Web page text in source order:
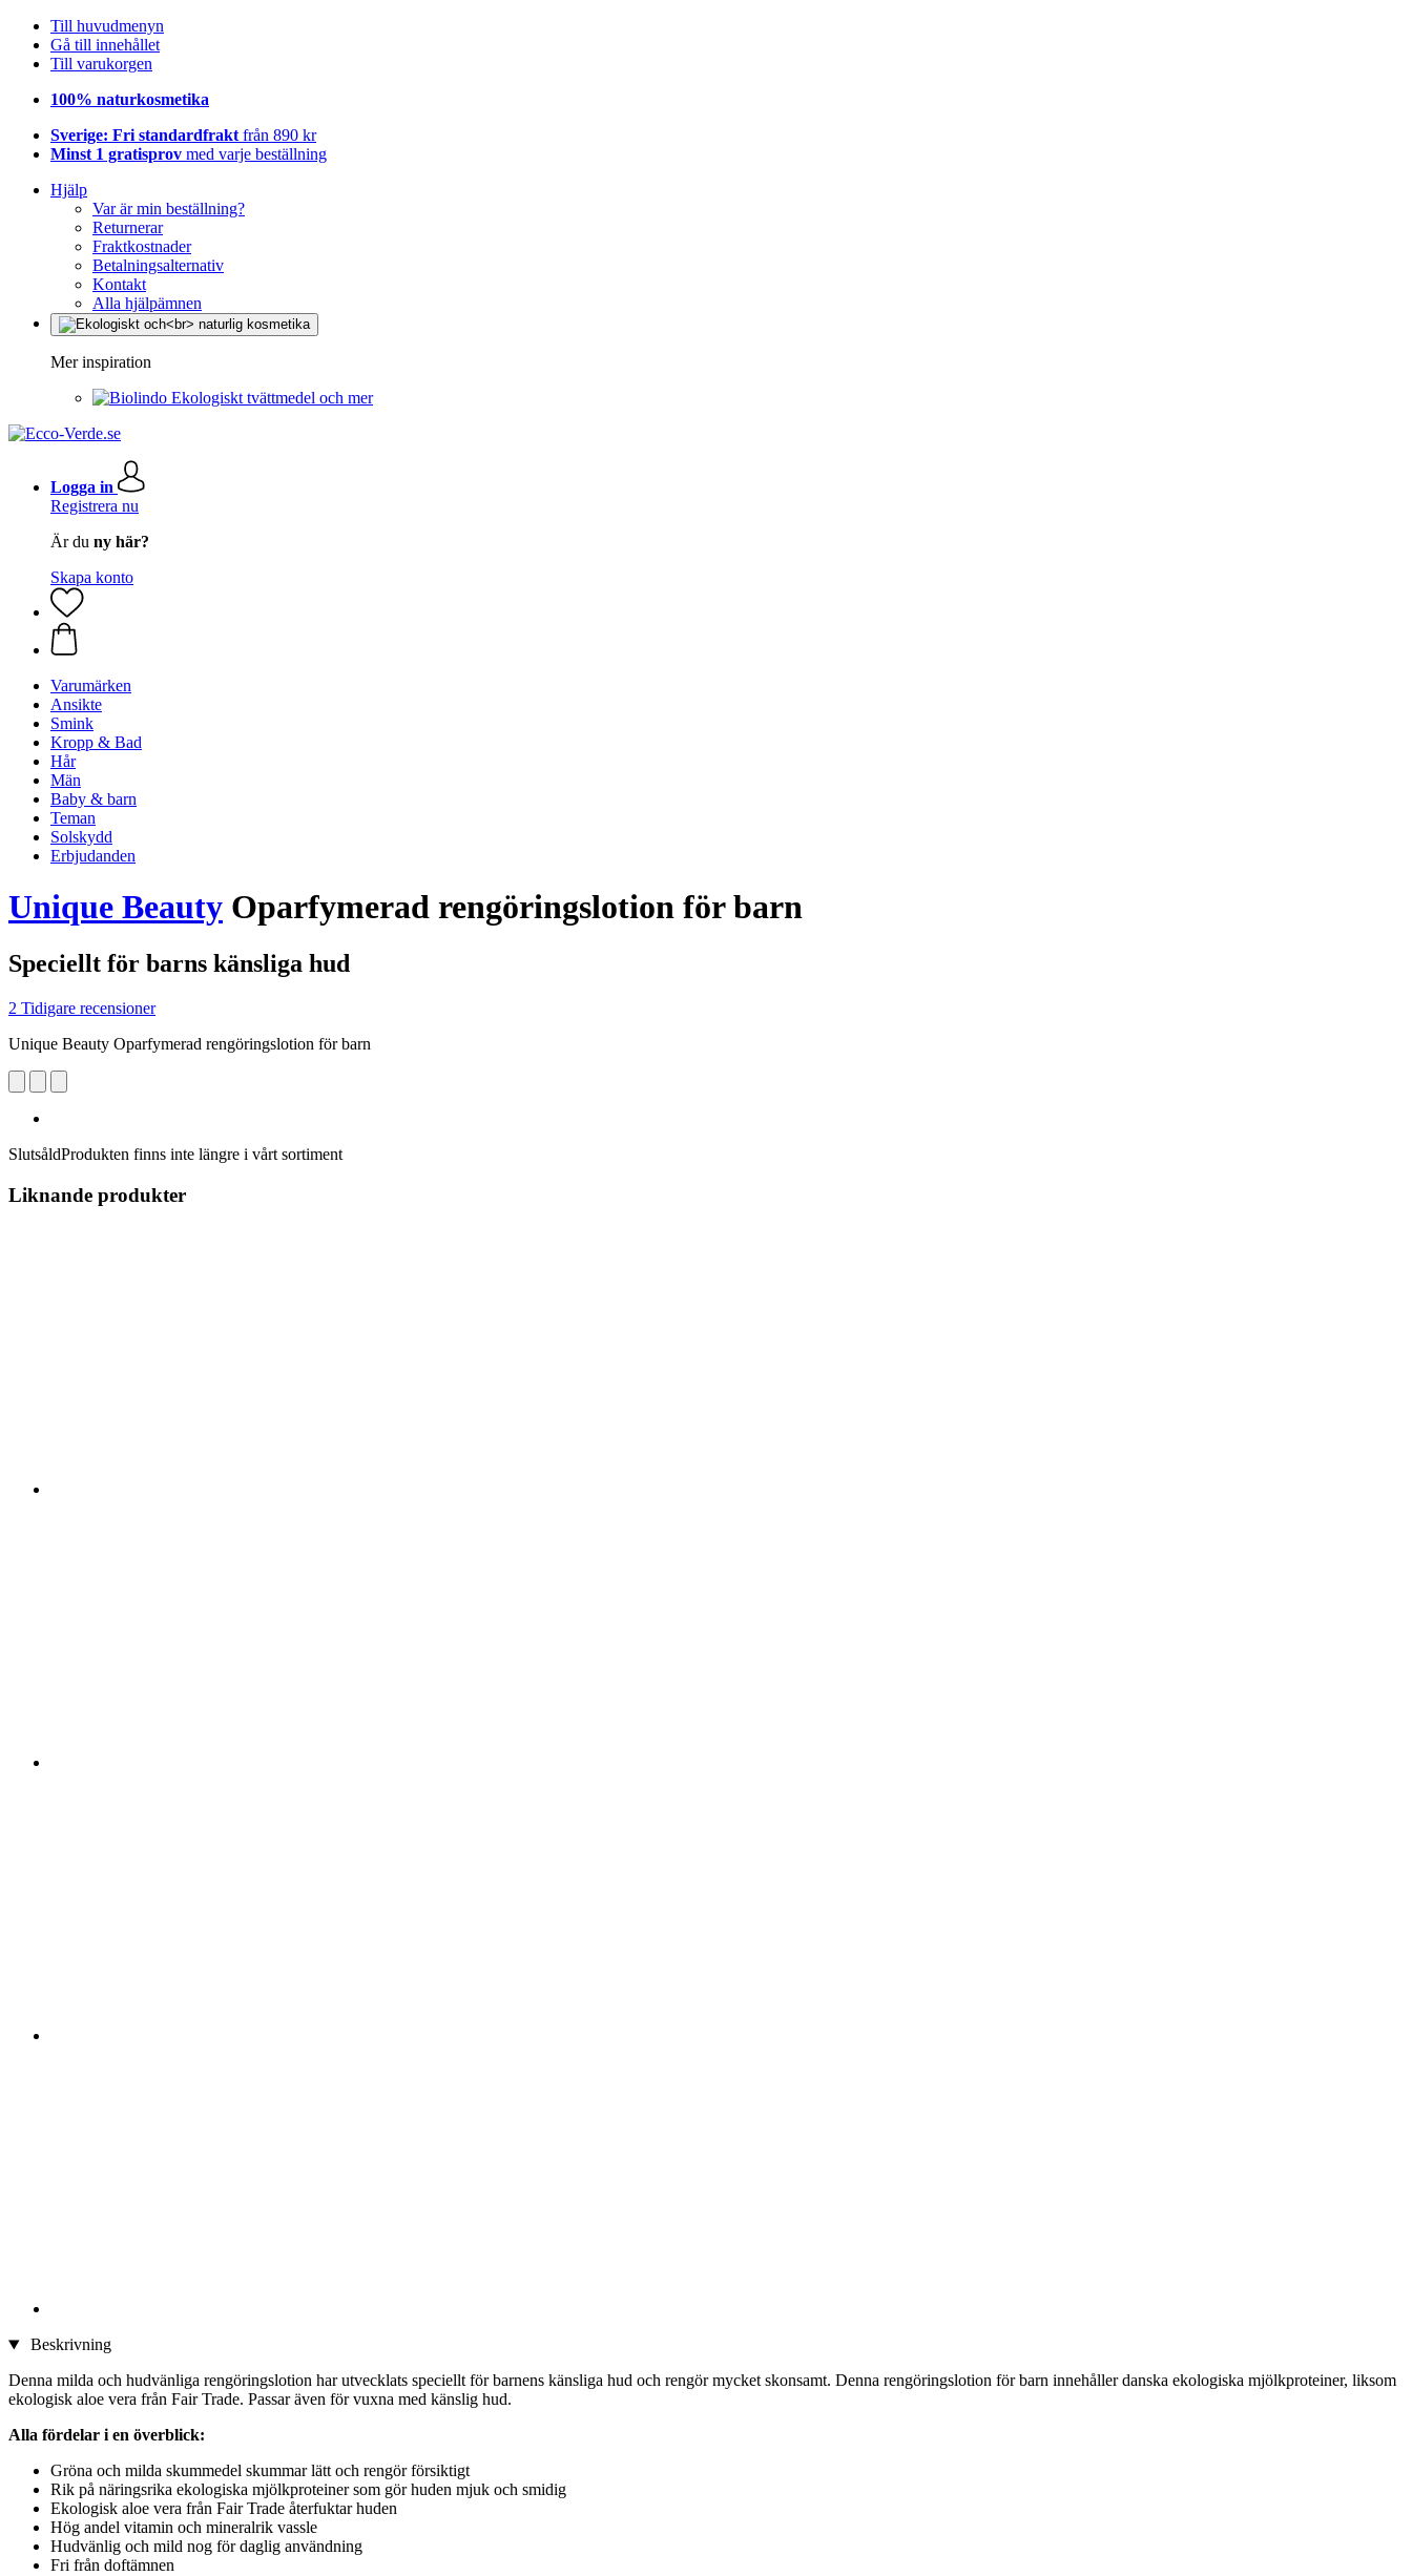
Till huvudmenyn
Gå till innehållet
Till varukorgen
100% naturkosmetika
Sverige: Fri standardfrakt från 890 kr
Minst 1 gratisprov med varje beställning
Hjälp
Var är min beställning?
Returnerar
Fraktkostnader
Betalningsalternativ
Kontakt
Alla hjälpämnen
Mer inspiration
Ekologiskt tvättmedel och mer
Logga in
Registrera nu
Är du ny här?
Skapa konto
Varumärken
Ansikte
Smink
Kropp & Bad
Hår
Män
Baby & barn
Teman
Solskydd
Erbjudanden
Unique Beauty Oparfymerad rengöringslotion för barn
Speciellt för barns känsliga hud
2 Tidigare recensioner
Unique Beauty Oparfymerad rengöringslotion för barn
SlutsåldProdukten finns inte längre i vårt sortiment
Liknande produkter
Beskrivning
Denna milda och hudvänliga rengöringslotion har utvecklats speciellt för barnens känsliga hud och rengör mycket skonsamt. Denna rengöringslotion för barn innehåller danska ekologiska mjölkproteiner, liksom
ekologisk aloe vera från Fair Trade. Passar även för vuxna med känslig hud.
Alla fördelar i en överblick:
Gröna och milda skummedel skummar lätt och rengör försiktigt
Rik på näringsrika ekologiska mjölkproteiner som gör huden mjuk och smidig
Ekologisk aloe vera från Fair Trade återfuktar huden
Hög andel vitamin och mineralrik vassle
Hudvänlig och mild nog för daglig användning
Fri från doftämnen